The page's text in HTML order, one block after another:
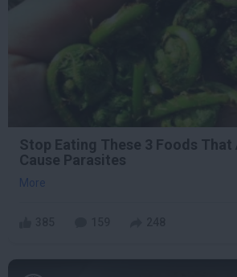
Stop Eating These 3 Foods That
Cause Parasites
More